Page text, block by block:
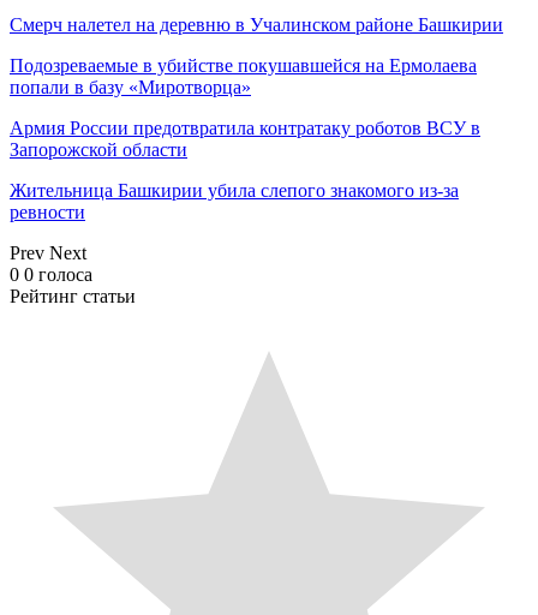
Смерч налетел на деревню в Учалинском районе Башкирии
Подозреваемые в убийстве покушавшейся на Ермолаева
попали в базу «Миротворца»
Армия России предотвратила контратаку роботов ВСУ в
Запорожской области
Жительница Башкирии убила слепого знакомого из-за
ревности
Prev Next
0 0 голоса
Рейтинг статьи